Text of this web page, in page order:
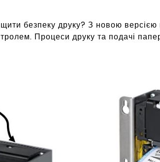
безпеку друку? З новою версією
Процеси друку та подачі